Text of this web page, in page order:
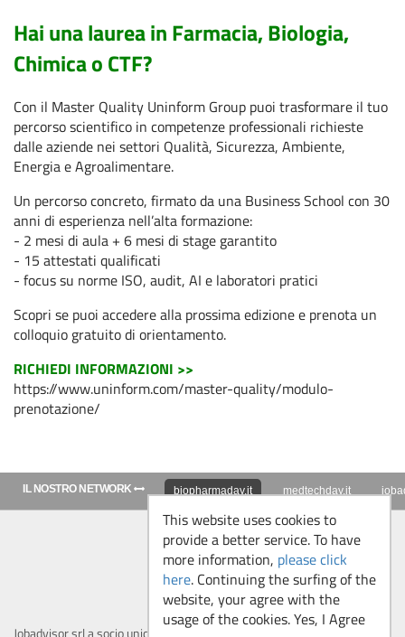
Hai una laurea in Farmacia, Biologia,
Chimica o CTF?
Con il Master Quality Uninform Group puoi trasformare il tuo
percorso scientifico in competenze professionali richieste
dalle aziende nei settori Qualità, Sicurezza, Ambiente,
Energia e Agroalimentare.
Un percorso concreto, firmato da una Business School con 30
anni di esperienza nell’alta formazione:
- 2 mesi di aula + 6 mesi di stage garantito
- 15 attestati qualificati
- focus su norme ISO, audit, AI e laboratori pratici
Scopri se puoi accedere alla prossima edizione e prenota un
colloquio gratuito di orientamento.
RICHIEDI INFORMAZIONI >>
https://www.uninform.com/master-quality/modulo-
prenotazione/
IL NOSTRO NETWORK biopharmaday.it medtechday.it
Follow us
Jobadvisor srl a socio unico - P.IVA/CF 13142760159 -
This website uses cookies to
provide a better service. To have
more information, please click
here. Continuing the surfing of the
website, your agree with the
usage of the cookies. Yes, I Agree